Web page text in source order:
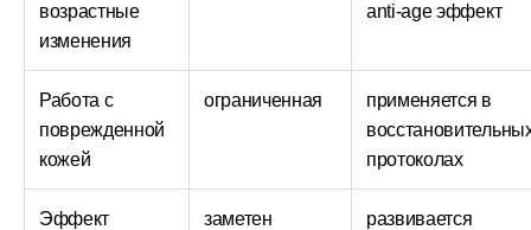
возрастные
изменения
anti-age эффект
Работа с
поврежденной
кожей
ограниченная
применяется в
протоколах
Эффект
заметен
развивается